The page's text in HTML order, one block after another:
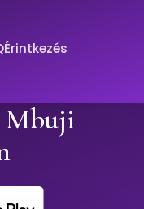
Érintkezés
Mbuji